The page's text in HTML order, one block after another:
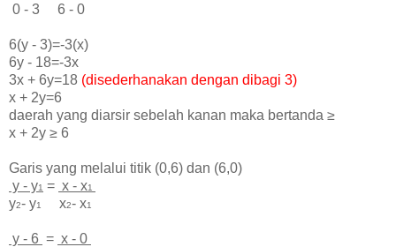
0 - 3 6 - 0
6(y - 3)=-3(x)
6y - 18=-3x
3x + 6y=18 (disederhanakan dengan dibagi 3)
x + 2y=6
daerah yang diarsir sebelah kanan maka bertanda ≥
x + 2y ≥ 6
Garis yang melalui titik (0,6) dan (6,0)
y - y1 = x - x1
y2- y1 x2- x1
y - 6 = x - 0